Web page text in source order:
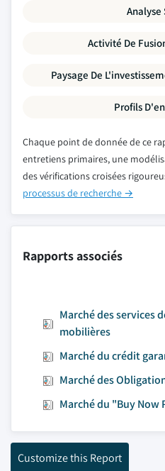
Analyse
Activité De
Paysage De
Profils
Chaque point de donnée de ce
entretiens primaires, une
des vérifications croisées
processus de recherche →
Rapports associés
Marché des services
mobilières
Marché du crédit
Marché des
Marché du "Buy Now
Customize this Report